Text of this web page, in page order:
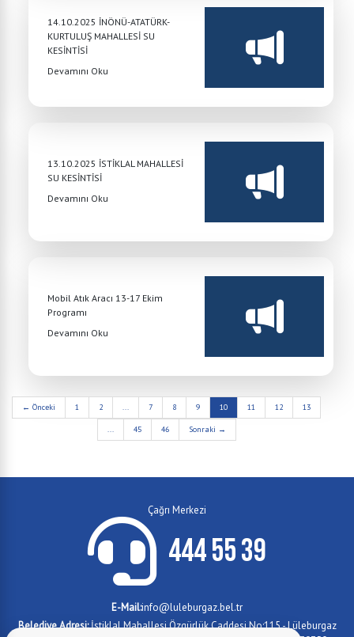
14.10.2025 İNÖNÜ-ATATÜRK-
KURTULUŞ MAHALLESİ SU
KESİNTİSİ
Devamını Oku
13.10.2025 İSTİKLAL MAHALLESİ
SU KESİNTİSİ
Devamını Oku
Mobil Atık Aracı 13-17 Ekim
Programı
Devamını Oku
← Önceki 1 2 ... 7 8 9 10 11 12 13
... 45 46 Sonraki →
Çağrı Merkezi
444 55 39
E-Mail:info@luleburgaz.bel.tr
Belediye Adresi:İstiklal Mahallesi Özgürlük Caddesi No:115 - Lüleburgaz